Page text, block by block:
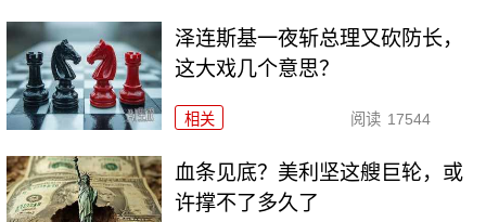
泽连斯基一夜斩总理又砍防长，
这大戏几个意思？
相关 阅读 17544
血条见底？美利坚这艘巨轮，或
许撑不了多久了